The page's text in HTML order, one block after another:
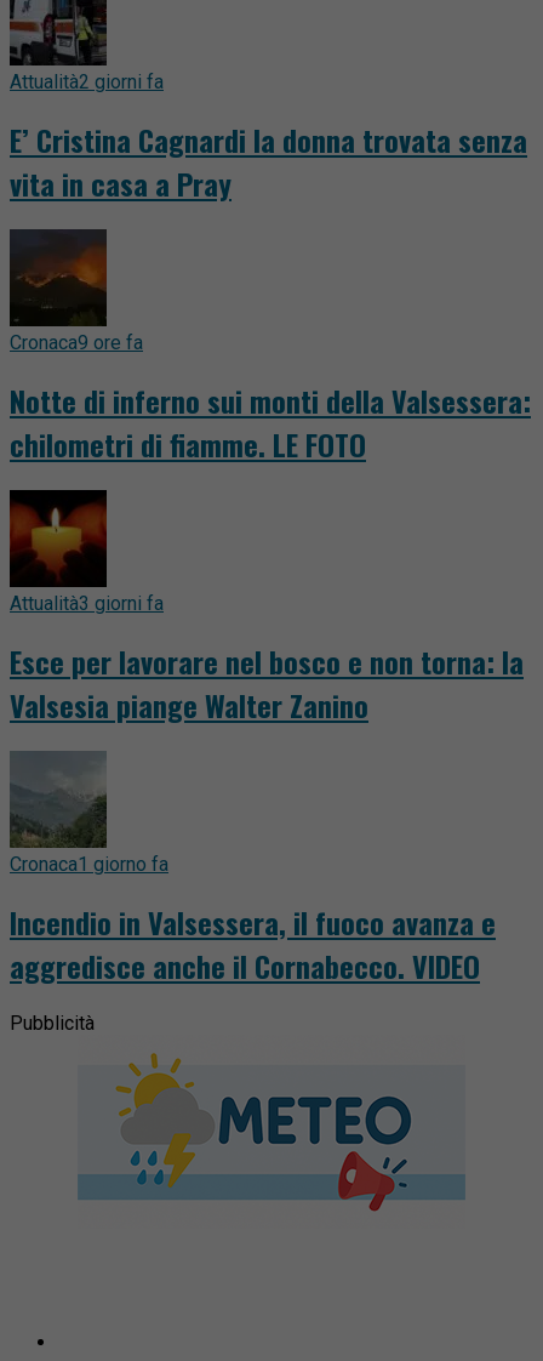
Attualità2 giorni fa
E’ Cristina Cagnardi la donna trovata senza
vita in casa a Pray
Cronaca9 ore fa
Notte di inferno sui monti della Valsessera:
chilometri di fiamme. LE FOTO
Attualità3 giorni fa
Esce per lavorare nel bosco e non torna: la
Valsesia piange Walter Zanino
Cronaca1 giorno fa
Incendio in Valsessera, il fuoco avanza e
aggredisce anche il Cornabecco. VIDEO
Pubblicità